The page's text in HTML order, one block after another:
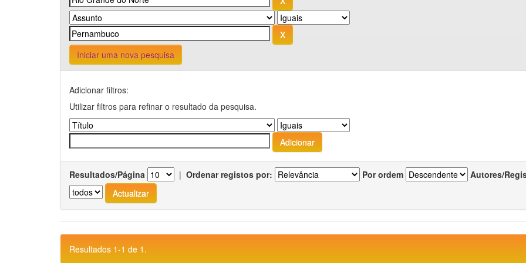
Iniciar uma nova pesquisa
Adicionar filtros:
Utilizar filtros para refinar o resultado da pesquisa.
Resultados/Página | Ordenar registos por: Por ordem Autores/
Resultados 1-1 de 1.